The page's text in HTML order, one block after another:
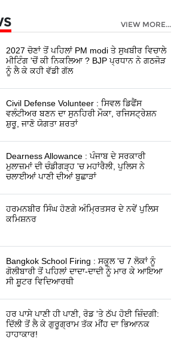
VIEW MORE...
2027 ਚੋਣਾਂ ਤੋਂ ਪਹਿਲਾਂ PM modi ਤੇ ਸੁਖਬੀਰ ਵਿਚਾਲੇ
ਮੀਟਿੰਗ 'ਚੋਂ ਕੀ ਨਿਕਲਿਆ ? BJP ਪ੍ਰਧਾਨ ਨੇ ਗਠਜੋੜ
ਨੂੰ ਲੈ ਕੇ ਕਹੀ ਵੱਡੀ ਗੱਲ
Civil Defense Volunteer : ਸਿਵਲ ਡਿਫੈਂਸ
ਵਲੰਟੀਅਰ ਬਣਨ ਦਾ ਸੁਨਹਿਰੀ ਮੌਕਾ, ਰਜਿਸਟ੍ਰੇਸ਼ਨ
ਸ਼ੁਰੂ, ਜਾਣੋ ਯੋਗਤਾ ਸ਼ਰਤਾਂ
Dearness Allowance : ਪੰਜਾਬ ਦੇ ਸਰਕਾਰੀ
ਮੁਲਾਜ਼ਮਾਂ ਦੀ ਚੰਡੀਗੜ੍ਹ 'ਚ ਮਹਾਂਰੈਲੀ, ਪੁਲਿਸ ਨੇ
ਚਲਾਈਆਂ ਪਾਣੀ ਦੀਆਂ ਬੁਛਾੜਾਂ
ਹਰਮਨਬੀਰ ਸਿੰਘ ਹੋਣਗੇ ਅੰਮ੍ਰਿਤਸਰ ਦੇ ਨਵੇਂ ਪੁਲਿਸ
ਕਮਿਸ਼ਨਰ
Bangkok School Firing : ਸਕੂਲ 'ਚ 7 ਲੋਕਾਂ ਨੂੰ
ਗੋਲੀਬਾਰੀ ਤੋਂ ਪਹਿਲਾਂ ਦਾਦਾ-ਦਾਦੀ ਨੂੰ ਮਾਰ ਕੇ ਆਇਆ
ਸੀ ਸ਼ੂਟਰ ਵਿਦਿਆਰਥੀ
ਹਰ ਪਾਸੇ ਪਾਣੀ ਹੀ ਪਾਣੀ, ਰੋਡ 'ਤੇ ਠੱਪ ਹੋਈ ਜ਼ਿੰਦਗੀ:
ਦਿੱਲੀ ਤੋਂ ਲੈ ਕੇ ਗੁਰੂਗ੍ਰਾਮ ਤੱਕ ਮੀਂਹ ਦਾ ਭਿਆਨਕ
ਹਾਹਾਕਾਰ!